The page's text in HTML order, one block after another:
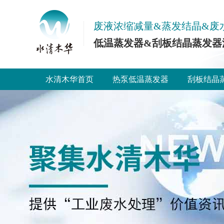
废液浓缩减量&蒸发结晶&废
低温蒸发器&刮板结晶蒸发
水清木华首页 热泵低温蒸发器 刮板结晶